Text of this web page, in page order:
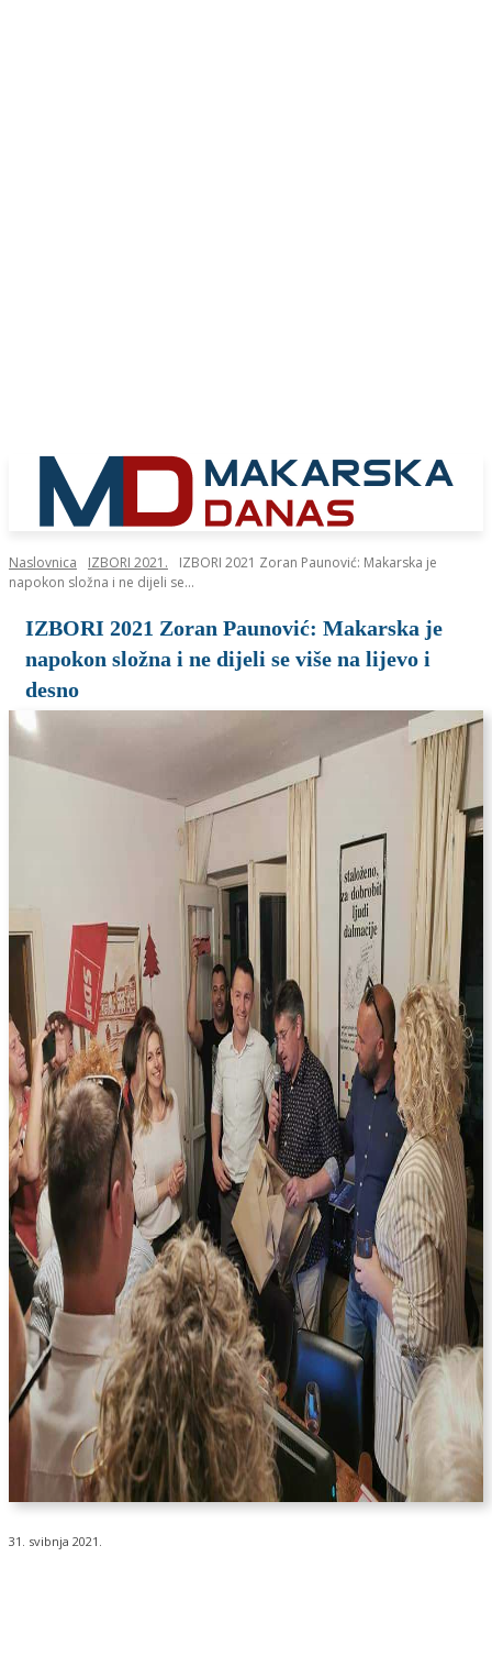
Naslovnica IZBORI 2021.
IZBORI 2021 Zoran Paunović: Makarska je
napokon složna i ne dijeli se...
IZBORI 2021 Zoran Paunović: Makarska je
napokon složna i ne dijeli se više na lijevo i
desno
31. svibnja 2021.